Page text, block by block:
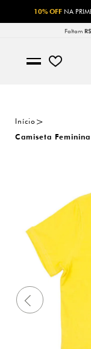
10% OFF NA
Faltam
Início
Camiseta